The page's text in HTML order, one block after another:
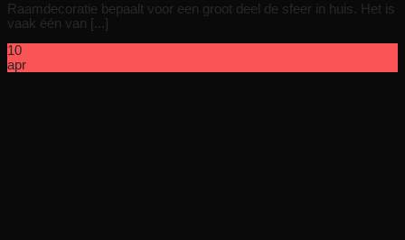
Raamdecoratie bepaalt voor een groot deel de sfeer in huis. Het is
vaak één van [...]
10
apr